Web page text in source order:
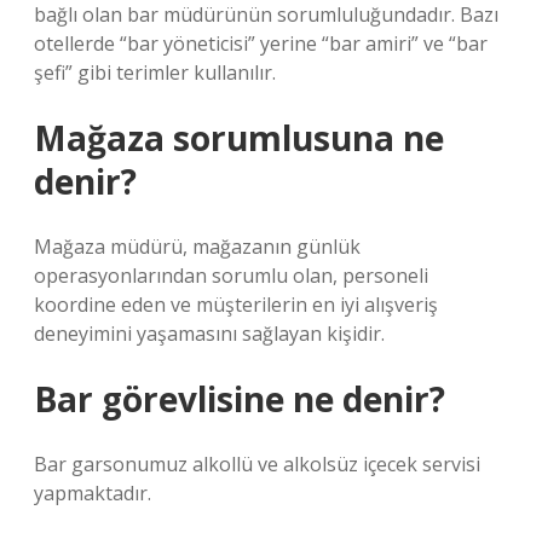
bağlı olan bar müdürünün sorumluluğundadır. Bazı
otellerde “bar yöneticisi” yerine “bar amiri” ve “bar
şefi” gibi terimler kullanılır.
Mağaza sorumlusuna ne
denir?
Mağaza müdürü, mağazanın günlük
operasyonlarından sorumlu olan, personeli
koordine eden ve müşterilerin en iyi alışveriş
deneyimini yaşamasını sağlayan kişidir.
Bar görevlisine ne denir?
Bar garsonumuz alkollü ve alkolsüz içecek servisi
yapmaktadır.